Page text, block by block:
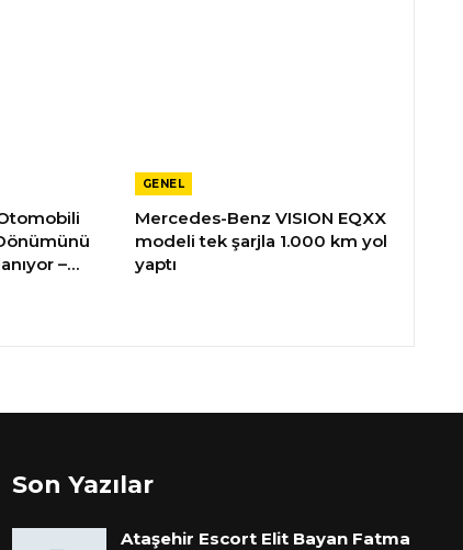
–…
GENEL
Mercedes-Benz VISION EQXX
modeli tek şarjla 1.000 km yol
yaptı
Son Yazılar
Ataşehir Escort Elit Bayan Fatma